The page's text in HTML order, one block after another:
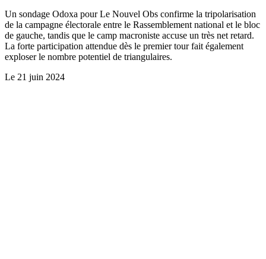
Un sondage Odoxa pour Le Nouvel Obs confirme la tripolarisation
de la campagne électorale entre le Rassemblement national et le bloc
de gauche, tandis que le camp macroniste accuse un très net retard.
La forte participation attendue dès le premier tour fait également
exploser le nombre potentiel de triangulaires.
Le 21 juin 2024